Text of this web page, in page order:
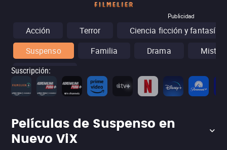
Publicidad
Acción Terror
Ciencia ficción y fantasía
Suspenso
Familia Drama
Conciertos
Suscripción:
Películas de Suspenso en
Nuevo ViX